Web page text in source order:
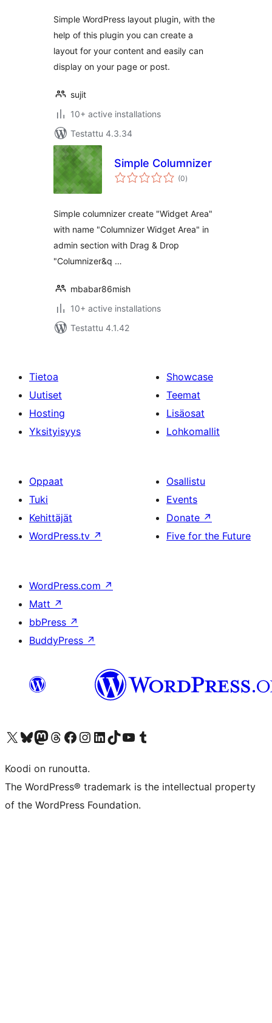
Simple WordPress layout plugin, with the
help of this plugin you can create a
layout for your content and easily can
display on your page or post.
sujit
10+ active installations
Testattu 4.3.34
Simple Columnizer
(0arvosanat
yhteensä
)
Simple columnizer create "Widget Area"
with name "Columnizer Widget Area" in
admin section with Drag & Drop
"Columnizer&q …
mbabar86mish
10+ active installations
Testattu 4.1.42
Tietoa
Uutiset
Hosting
Yksityisyys
Showcase
Teemat
Lisäosat
Lohkomallit
Oppaat
Tuki
Kehittäjät
WordPress.tv ↗
Osallistu
Events
Donate ↗
Five for the Future
WordPress.com ↗
Matt ↗
bbPress ↗
BuddyPress ↗
Visit our X (formerly Twitter) account
Visit our Bluesky account
Visit our Mastodon account
Visit our Threads account
Visit our Facebook page
Visit our Instagram account
Visit our LinkedIn account
Visit our TikTok account
Näytä YouTube-kanava
Visit our Tumblr account
Koodi on runoutta.
The WordPress® trademark is the intellectual property
of the WordPress Foundation.